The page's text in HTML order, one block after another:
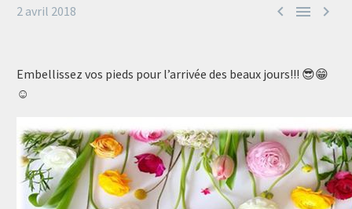
  
2 avril 2018
Embellissez vos pieds pour l’arrivée des beaux jours!!! 😎😁
☺️